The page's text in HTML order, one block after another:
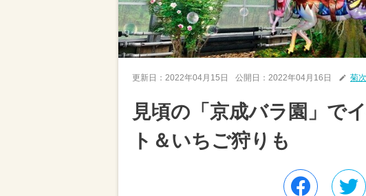
更新日： 2022年04月15日 公開日： 2022年04月16日 菊
見頃の「京成バラ園」で
ト＆いちご狩りも